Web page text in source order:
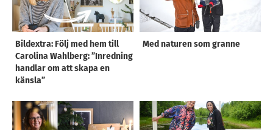
Bildextra: Följ med hem till
Carolina Wahlberg: ”Inredning
handlar om att skapa en
känsla”
Med naturen som granne